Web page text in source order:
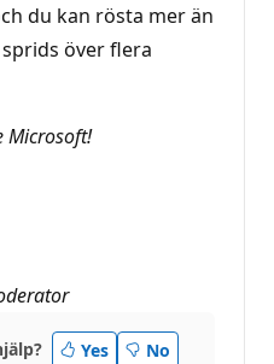
du kan rösta mer än
över flera
Microsoft!
Yes
No